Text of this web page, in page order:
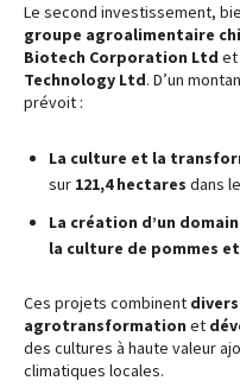
Le second investissement,
groupe agroalimentaire
Biotech Corporation Ltd et
Technology Ltd. D’un
prévoit :
La culture et la
sur 121,4 hectares dans le
La création d’un
la culture de pommes
Ces projets combinent
agrotransformation et
des cultures à haute valeur
climatiques locales.